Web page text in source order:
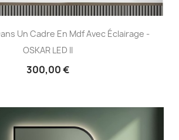
Un Cadre En Mdf Avec Éclairage -
OSKAR LED II
300,00 €